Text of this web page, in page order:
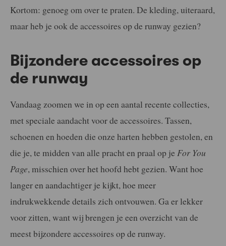
Kortom: genoeg om over te praten. De kleding, uiteraard,
maar heb je ook de accessoires op de runway gezien?
Bijzondere accessoires op
de runway
Vandaag zoomen we in op een aantal recente collecties,
met speciale aandacht voor de accessoires. Tassen,
schoenen en hoeden die onze harten hebben gestolen, en
die je, te midden van alle pracht en praal op je For You
Page, misschien over het hoofd hebt gezien. Want hoe
langer en aandachtiger je kijkt, hoe meer
indrukwekkende details zich ontvouwen. Ga er lekker
voor zitten, want wij brengen je een overzicht van de
meest bijzondere accessoires op de runway.